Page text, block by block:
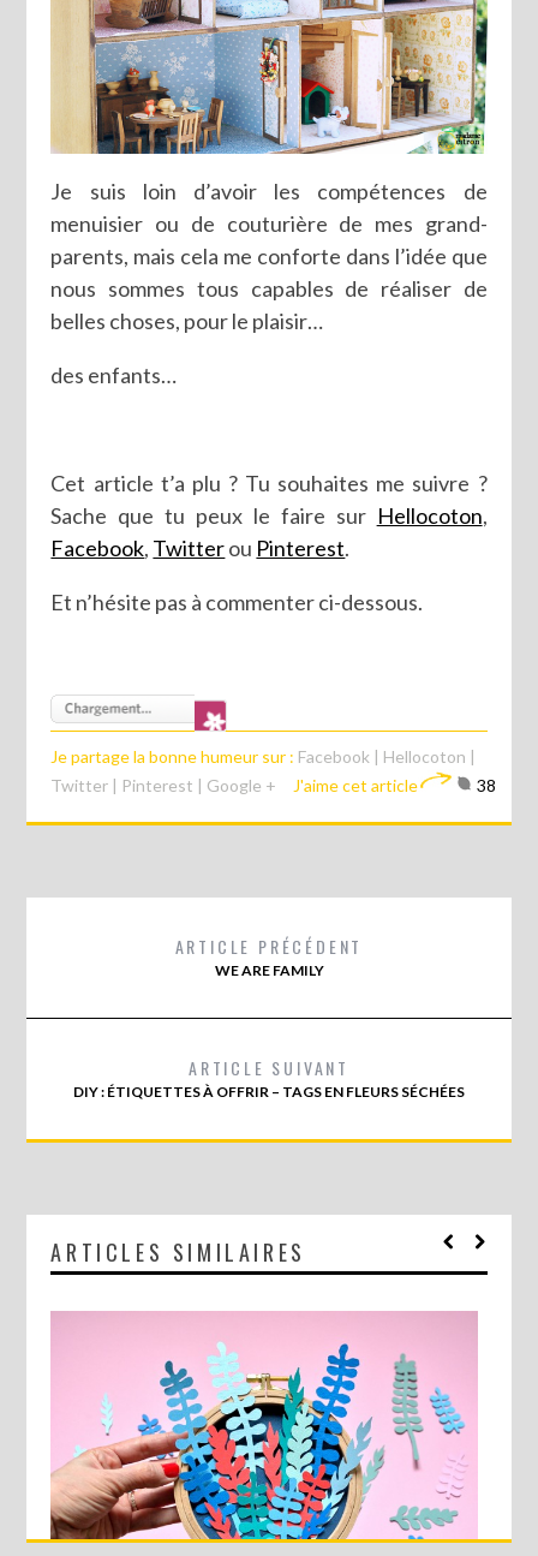
Je suis loin d’avoir les compétences de
menuisier ou de couturière de mes grand-
parents, mais cela me conforte dans l’idée que
nous sommes tous capables de réaliser de
belles choses, pour le plaisir…
des enfants…
Cet article t’a plu ? Tu souhaites me suivre ?
Sache que tu peux le faire sur Hellocoton,
Facebook, Twitterou Pinterest.
Et n’hésite pas à commenter ci-dessous.
Je partage la bonne humeur sur : Facebook | Hellocoton |
Twitter | Pinterest | Google + J'aime cet article 38
ARTICLE PRÉCÉDENT
WE ARE FAMILY
ARTICLE SUIVANT
DIY : ÉTIQUETTES À OFFRIR – TAGS EN FLEURS SÉCHÉES
ARTICLES SIMILAIRES